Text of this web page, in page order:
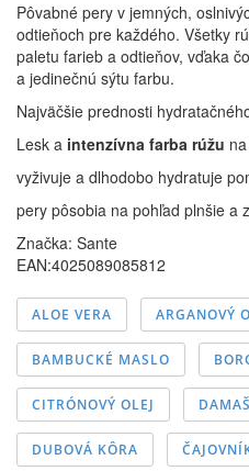
Pôvabné pery v jemných,
odtieňoch pre každého. Všetky
paletu farieb a odtieňov, vďaka
a jedinečnú sýtu farbu.
Najväčšie prednosti
Lesk a intenzívna farba rúžu
vyživuje a dlhodobo hydratuje
pery pôsobia na pohľad plnšie a
Značka: Sante
EAN:4025089085812
ALOE VERA ARGANOVÝ
BAMBUCKÉ MASLO
CITRÓNOVÝ OLEJ
DUBOVÁ KÔRA